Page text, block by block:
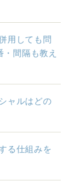
用しても問
間隔も教え
ャルはどの
る仕組みを